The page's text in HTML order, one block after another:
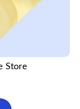
Store